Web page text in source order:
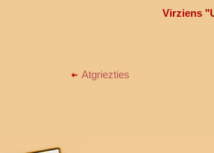
Virziens
Atgriezties